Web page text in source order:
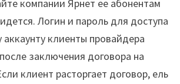
компании Ярнет ее абонентам
Логин и пароль для доступа
аккаунту клиенты провайдера
заключения договора на
клиент расторгает договор, ель